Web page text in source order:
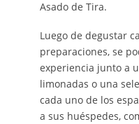
Asado de Tira.
Luego de degustar
preparaciones, se
experiencia junto a
limonadas o una
cada uno de los
a sus huéspedes,